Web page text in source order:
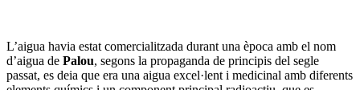
L’aigua havia estat comercialitzada durant una època amb el nom
d’aigua de Palou, segons la propaganda de principis del segle
passat, es deia que era una aigua excel·lent i medicinal amb diferents